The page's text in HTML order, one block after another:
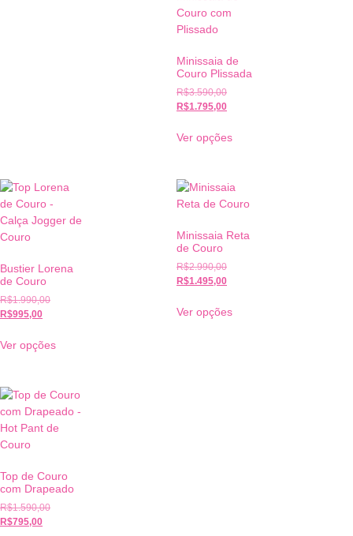
Minissaia de
Couro Plissada
R$3.590,00
R$1.795,00
Ver opções
Bustier Lorena
de Couro
R$1.990,00
R$995,00
Ver opções
Minissaia Reta
de Couro
R$2.990,00
R$1.495,00
Ver opções
Top de Couro
com Drapeado
R$1.590,00
R$795,00